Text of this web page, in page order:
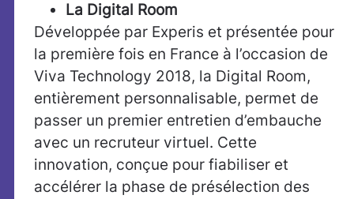
La Digital Room
Développée par Experis et présentée pour
la première fois en France à l’occasion de
Viva Technology 2018, la Digital Room,
entièrement personnalisable, permet de
passer un premier entretien d’embauche
avec un recruteur virtuel. Cette
innovation, conçue pour fiabiliser et
accélérer la phase de présélection des